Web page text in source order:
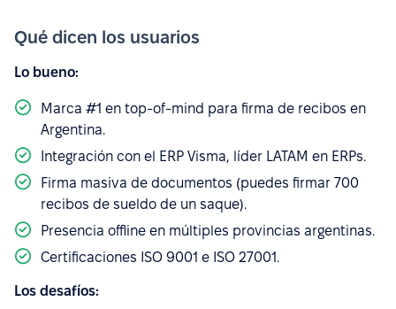
Qué dicen los usuarios
Lo bueno:
Marca #1 en top-of-mind para firma de recibos en
Argentina.
Integración con el ERP Visma, líder LATAM en ERPs.
Firma masiva de documentos (puedes firmar 700
recibos de sueldo de un saque).
Presencia offline en múltiples provincias argentinas.
Certificaciones ISO 9001 e ISO 27001.
Los desafíos: